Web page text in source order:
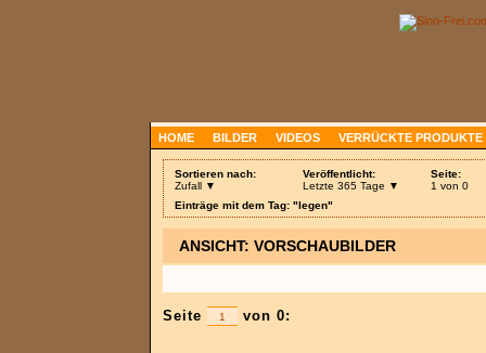
HOME BILDER VIDEOS VERRÜCKTE PRODUKTE
Sortieren nach:
Zufall ▼
Veröffentlicht:
Letzte 365 Tage ▼
Seite:
1 von 0
Einträge mit dem Tag: "legen"
ANSICHT: VORSCHAUBILDER
Seite von 0: